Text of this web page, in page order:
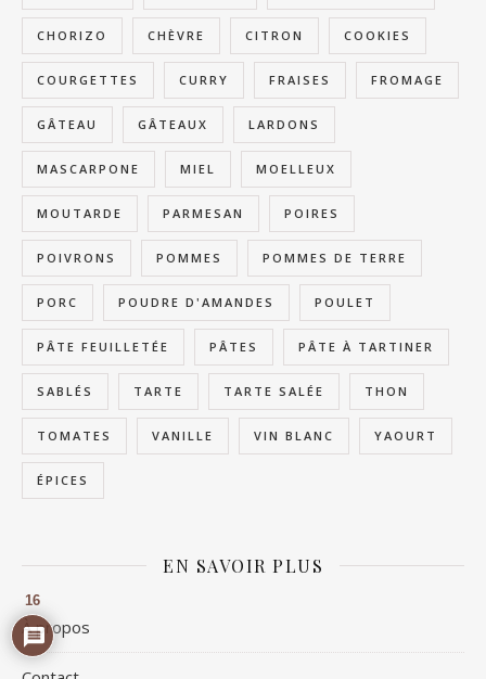
CHORIZO CHÈVRE CITRON COOKIES
COURGETTES CURRY FRAISES FROMAGE
GÂTEAU GÂTEAUX LARDONS
MASCARPONE MIEL MOELLEUX
MOUTARDE PARMESAN POIRES
POIVRONS POMMES POMMES DE TERRE
PORC POUDRE D'AMANDES POULET
PÂTE FEUILLETÉE PÂTES PÂTE À TARTINER
SABLÉS TARTE TARTE SALÉE THON
TOMATES VANILLE VIN BLANC YAOURT
ÉPICES
EN SAVOIR PLUS
À propos
16